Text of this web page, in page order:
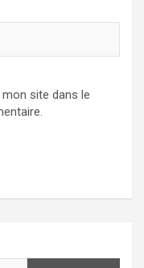
site dans le